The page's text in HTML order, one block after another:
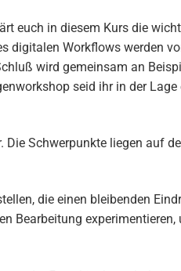
euch in diesem Kurs die
digitalen Workflows werden
wird gemeinsam an
seid ihr in der Lage
Schwerpunkte liegen auf
die einen bleibenden
Bearbeitung experimentieren,